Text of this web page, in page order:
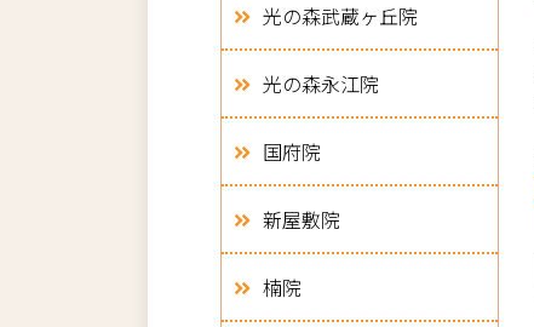
光の森武蔵ヶ丘院
光の森永江院
国府院
新屋敷院
楠院